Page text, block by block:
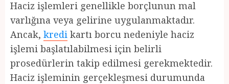
Haciz işlemleri genellikle borçlunun mal
varlığına veya gelirine uygulanmaktadır.
Ancak, kredi kartı borcu nedeniyle haciz
işlemi başlatılabilmesi için belirli
prosedürlerin takip edilmesi gerekmektedir.
Haciz işleminin gerçekleşmesi durumunda